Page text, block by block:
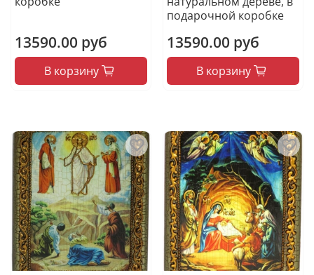
13590.00 руб
В корзину
подарочной коробке
13590.00 руб
В корзину